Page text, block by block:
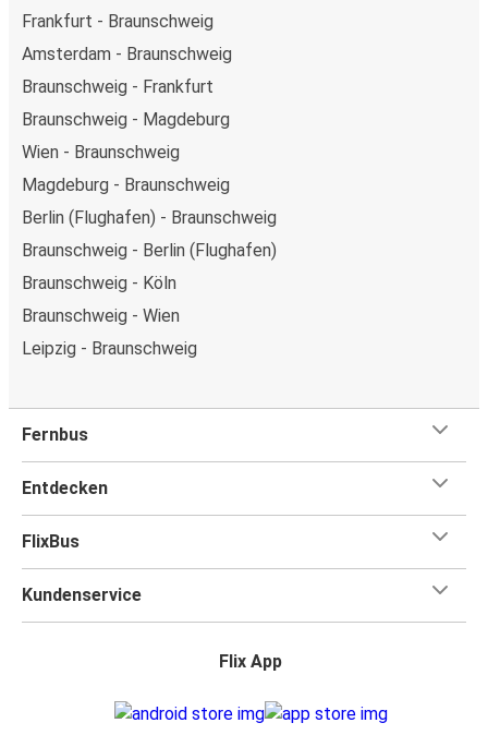
Frankfurt - Braunschweig
Amsterdam - Braunschweig
Braunschweig - Frankfurt
Braunschweig - Magdeburg
Wien - Braunschweig
Magdeburg - Braunschweig
Berlin (Flughafen) - Braunschweig
Braunschweig - Berlin (Flughafen)
Braunschweig - Köln
Braunschweig - Wien
Leipzig - Braunschweig
Fernbus
Entdecken
FlixBus
Kundenservice
Flix App